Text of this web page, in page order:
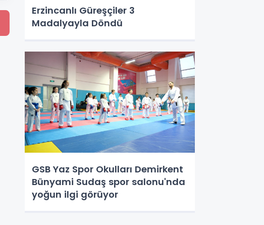
Erzincanlı Güreşçiler 3
Madalyayla Döndü
GSB Yaz Spor Okulları Demirkent
Bünyami Sudaş spor salonu'nda
yoğun ilgi görüyor